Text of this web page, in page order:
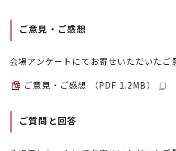
ご意見・ご感想
会場アンケートにてお寄せいただいたご
ご意見・ご感想 （PDF 1.2MB）
ご質問と回答